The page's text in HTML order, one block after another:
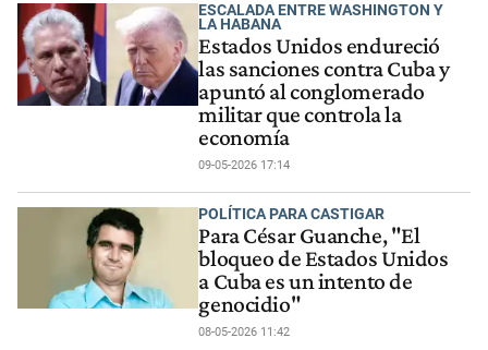
ESCALADA ENTRE WASHINGTON Y
LA HABANA
Estados Unidos endureció
las sanciones contra Cuba y
apuntó al conglomerado
militar que controla la
economía
09-05-2026 17:14
POLÍTICA PARA CASTIGAR
Para César Guanche, "El
bloqueo de Estados Unidos
a Cuba es un intento de
genocidio"
08-05-2026 11:42